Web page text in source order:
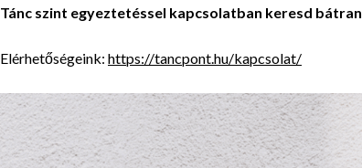
Tánc szint egyeztetéssel kapcsolatban keresd bátran
Elérhetőségeink: https://tancpont.hu/kapcsolat/